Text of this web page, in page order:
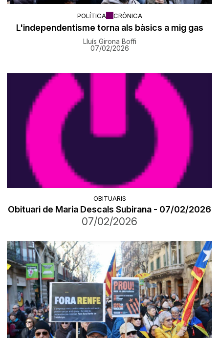
POLÍTICA CRÒNICA
L'independentisme torna als bàsics a mig gas
Lluís Girona Boffi
07/02/2026
OBITUARIS
Obituari de Maria Descals Subirana - 07/02/2026
07/02/2026